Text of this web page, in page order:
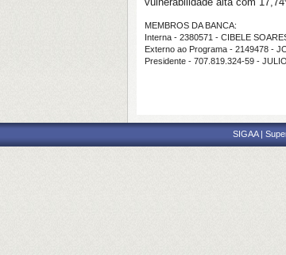
MEMBROS DA BANCA:
Interna - 2380571 - CIBELE
Externo ao Programa - 2149478 -
Presidente - 707.819.324-59 -
SIGAA |